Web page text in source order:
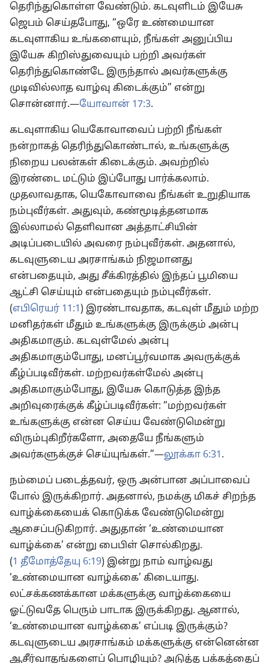
தெரிந்துகொள்ள வேண்டும். கடவுளிடம் இயேசு
ஜெபம் செய்தபோது, “ஒரே உண்மையான
கடவுளாகிய உங்களையும், நீங்கள் அனுப்பிய
இயேசு கிறிஸ்துவையும் பற்றி அவர்கள்
தெரிந்துகொண்டே இருந்தால் அவர்களுக்கு
முடிவில்லாத வாழ்வு கிடைக்கும்” என்று
சொன்னார்.—யோவான் 17:3.
கடவுளாகிய யெகோவாவைப் பற்றி நீங்கள்
நன்றாகத் தெரிந்துகொண்டால், உங்களுக்கு
நிறைய பலன்கள் கிடைக்கும். அவற்றில்
இரண்டை மட்டும் இப்போது பார்க்கலாம்.
முதலாவதாக, யெகோவாவை நீங்கள் உறுதியாக
நம்புவீர்கள். அதுவும், கண்மூடித்தனமாக
இல்லாமல் தெளிவான அத்தாட்சியின்
அடிப்படையில் அவரை நம்புவீர்கள். அதனால்,
கடவுளுடைய அரசாங்கம் நிஜமானது
என்பதையும், அது சீக்கிரத்தில் இந்தப் பூமியை
ஆட்சி செய்யும் என்பதையும் நம்புவீர்கள்.
(எபிரெயர் 11:1 ) இரண்டாவதாக, கடவுள் மீதும் மற்ற
மனிதர்கள் மீதும் உங்களுக்கு இருக்கும் அன்பு
அதிகமாகும். கடவுள்மேல் அன்பு
அதிகமாகும்போது, மனப்பூர்வமாக அவருக்குக்
கீழ்ப்படிவீர்கள். மற்றவர்கள்மேல் அன்பு
அதிகமாகும்போது, இயேசு கொடுத்த இந்த
அறிவுரைக்குக் கீழ்ப்படிவீர்கள்: “மற்றவர்கள்
உங்களுக்கு என்ன செய்ய வேண்டுமென்று
விரும்புகிறீர்களோ, அதையே நீங்களும்
அவர்களுக்குச் செய்யுங்கள்.”—லூக்கா 6:31 .
நம்மைப் படைத்தவர், ஒரு அன்பான அப்பாவைப்
போல் இருக்கிறார். அதனால், நமக்கு மிகச் சிறந்த
வாழ்க்கையைக் கொடுக்க வேண்டுமென்று
ஆசைப்படுகிறார். அதுதான் ‘உண்மையான
வாழ்க்கை’ என்று பைபிள் சொல்கிறது.
(1 தீமோத்தேயு 6:19) இன்று நாம் வாழ்வது
‘உண்மையான வாழ்க்கை’ கிடையாது.
லட்சக்கணக்கான மக்களுக்கு வாழ்க்கையை
ஓட்டுவதே பெரும் பாடாக இருக்கிறது. ஆனால்,
‘உண்மையான வாழ்க்கை’ எப்படி இருக்கும்?
கடவுளுடைய அரசாங்கம் மக்களுக்கு என்னென்ன
ஆசீர்வாதங்களைப் பொழியும்? அடுத்த பக்கத்தைப்